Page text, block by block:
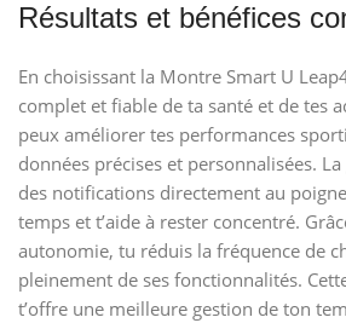
Résultats et bénéfices
En choisissant la Montre Smart U
complet et fiable de ta santé et de tes
peux améliorer tes performances
données précises et personnalisées.
des notifications directement au
temps et t’aide à rester concentré.
autonomie, tu réduis la fréquence de
pleinement de ses fonctionnalités.
t’offre une meilleure gestion de ton